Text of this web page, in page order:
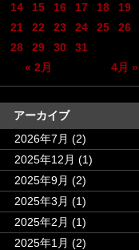
« 2月 4月 »
14
15 16 17 18 19
21
22 23 24 25 26
28
29 30 31
アーカイブ
2026年7月 (2)
2025年12月 (1)
2025年9月 (2)
2025年3月 (1)
2025年2月 (1)
2025年1月 (2)